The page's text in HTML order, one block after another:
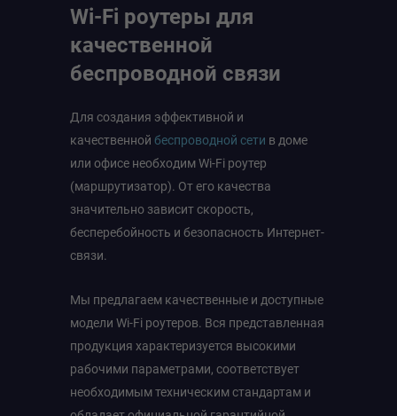
Wi-Fi роутеры для
качественной
беспроводной связи
Для создания эффективной и
качественной беспроводной сети в доме
или офисе необходим Wi-Fi роутер
(маршрутизатор). От его качества
значительно зависит скорость,
бесперебойность и безопасность Интернет-
связи.
Мы предлагаем качественные и доступные
модели Wi-Fi роутеров. Вся представленная
продукция характеризуется высокими
рабочими параметрами, соответствует
необходимым техническим стандартам и